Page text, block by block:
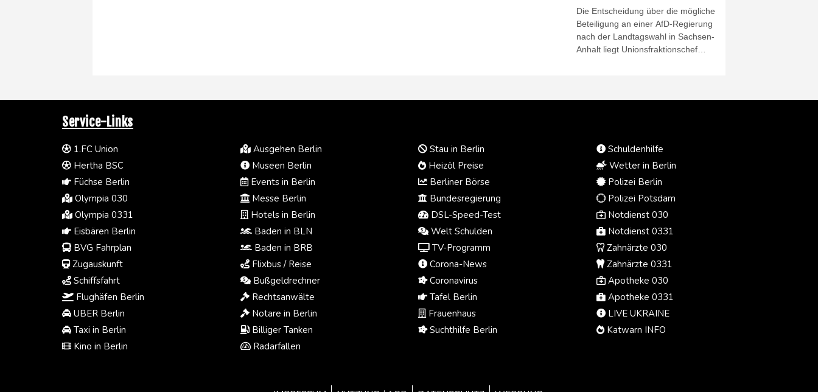
Weißen Hauses hinzu. Zuvor hatte
der Präsident bereits angekündigt,
in Berufung zu gehen.
Die Entscheidung über die mögliche
Beteiligung an einer AfD-Regierung
nach der Landtagswahl in Sachsen-
Anhalt liegt Unionsfraktionschef
ein Grundsatzbeschluss in der
beantwortet werden."
Service-Links
1.FC Union
Hertha BSC
Füchse Berlin
Olympia 030
Olympia 0331
Eisbären Berlin
BVG Fahrplan
Zugauskunft
Schiffsfahrt
Flughäfen Berlin
UBER Berlin
Taxi in Berlin
Kino in Berlin
Ausgehen Berlin
Museen Berlin
Events in Berlin
Messe Berlin
Hotels in Berlin
Baden in BLN
Baden in BRB
Flixbus / Reise
Bußgeldrechner
Rechtsanwälte
Notare in Berlin
Billiger Tanken
Radarfallen
Stau in Berlin
Heizöl Preise
Berliner Börse
Bundesregierung
DSL-Speed-Test
Welt Schulden
TV-Programm
Corona-News
Coronavirus
Tafel Berlin
Frauenhaus
Suchthilfe Berlin
Schuldenhilfe
Wetter in Berlin
Polizei Berlin
Polizei Potsdam
Notdienst 030
Notdienst 0331
Zahnärzte 030
Zahnärzte 0331
Apotheke 030
Apotheke 0331
LIVE UKRAINE
Katwarn INFO